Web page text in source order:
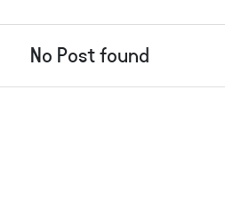
No Post found